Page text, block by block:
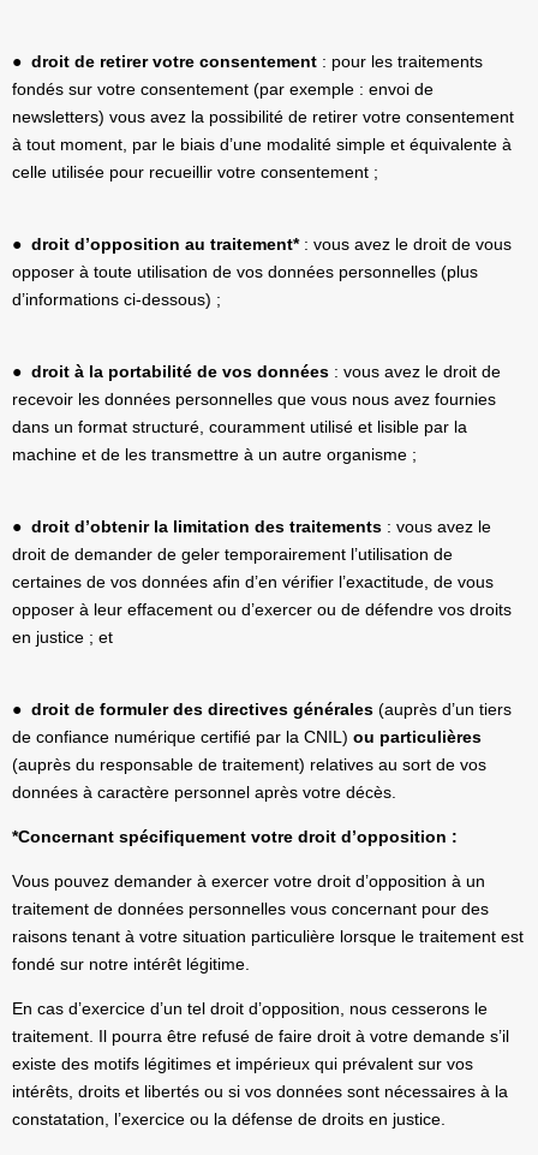
● droit de retirer votre consentement : pour les traitements
fondés sur votre consentement (par exemple : envoi de
newsletters) vous avez la possibilité de retirer votre consentement
à tout moment, par le biais d’une modalité simple et équivalente à
celle utilisée pour recueillir votre consentement ;
● droit d’opposition au traitement*: vous avez le droit de vous
opposer à toute utilisation de vos données personnelles (plus
d’informations ci-dessous) ;
● droit à la portabilité de vos données : vous avez le droit de
recevoir les données personnelles que vous nous avez fournies
dans un format structuré, couramment utilisé et lisible par la
machine et de les transmettre à un autre organisme ;
● droit d’obtenir la limitation des traitements : vous avez le
droit de demander de geler temporairement l’utilisation de
certaines de vos données afin d’en vérifier l’exactitude, de vous
opposer à leur effacement ou d’exercer ou de défendre vos droits
en justice ; et
● droit de formuler des directives générales (auprès d’un tiers
de confiance numérique certifié par la CNIL) ou particulières
(auprès du responsable de traitement) relatives au sort de vos
données à caractère personnel après votre décès.
*Concernant spécifiquement votre droit d’opposition :
Vous pouvez demander à exercer votre droit d’opposition à un
traitement de données personnelles vous concernant pour des
raisons tenant à votre situation particulière lorsque le traitement est
fondé sur notre intérêt légitime.
En cas d’exercice d’un tel droit d’opposition, nous cesserons le
traitement. Il pourra être refusé de faire droit à votre demande s’il
existe des motifs légitimes et impérieux qui prévalent sur vos
intérêts, droits et libertés ou si vos données sont nécessaires à la
constatation, l’exercice ou la défense de droits en justice.